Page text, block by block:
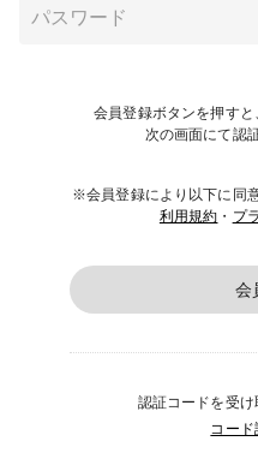
会員登録ボタンを押す
次の画面にて認
※会員登録により以下に同
利用規約 ・ プ
会
認証コードを受
コー